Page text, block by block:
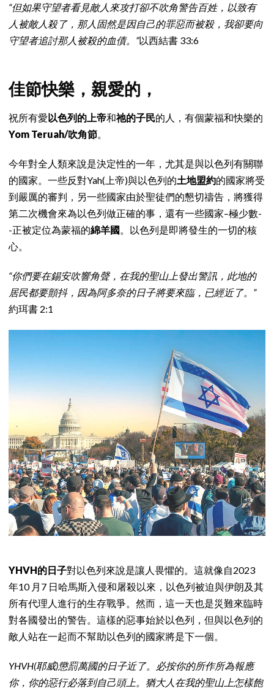
“但如果守望者看見敵人來攻打卻不吹角警告百姓，以致有
人被敵人殺了，那人固然是因自己的罪惡而被殺，我卻要向
守望者追討那人被殺的血債。”以西結書 33:6
佳節快樂，親愛的，
祝所有愛 以色列的上帝和祂的子民的人，有個蒙福和快樂的
Yom Teruah/吹角節。
今年對全人類來說是決定性的一年，尤其是與以色列有關聯
的國家。一些反對Yah(上帝)與以色列的土地盟約的國家將受
到嚴厲的審判，另一些國家由於聖徒們的懇切禱告，將獲得
第二次機會來為以色列做正確的事，還有一些國家–極少數-
-正被定位為蒙福的綿羊國 。以色列是即將發生的一切的核
心。
“你們要在錫安吹響角聲，在我的聖山上發出警訊，此地的
居民都要顫抖，因為阿多奈的日子將要來臨，已經近了。”
約珥書 2:1
YHVH的日子對以色列來說是讓人畏懼的。這就像自2023
年10 月7 日哈馬斯入侵和屠殺以來，以色列被迫與伊朗及其
所有代理人進行的生存戰爭。然而，這一天也是災難來臨時
對各國發出的警告。這樣的惡事始於以色列，但與以色列的
敵人站在一起而不幫助以色列的國家將是下一個。
YHVH(耶威)懲罰萬國的日子近了。必按你的所作所為報應
你，你的惡行必落到自己頭上。猶大人在我的聖山上怎樣飽